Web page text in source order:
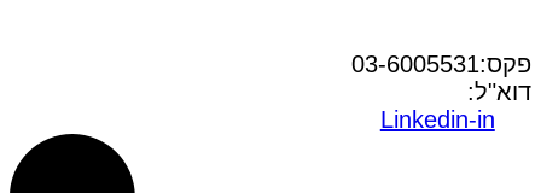
פקס:03-6005531
דוא"ל:
Linkedin-in